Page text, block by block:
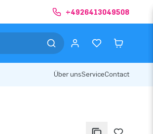
+4926413049508
Über unsServiceContact